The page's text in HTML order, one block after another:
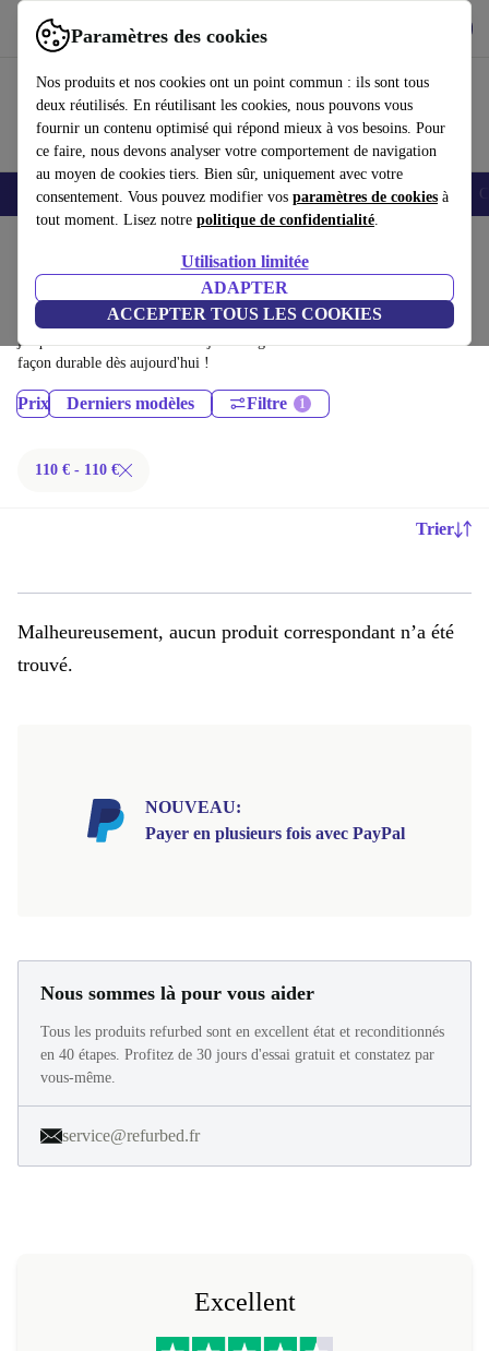
Paramètres des cookies
Nos produits et nos cookies ont un point commun : ils sont tous
deux réutilisés. En réutilisant les cookies, nous pouvons vous
fournir un contenu optimisé qui répond mieux à vos besoins. Pour
ce faire, nous devons analyser votre comportement de navigation
au moyen de cookies tiers. Bien sûr, uniquement avec votre
consentement. Vous pouvez modifier vos paramètres de cookies à
tout moment. Lisez notre politique de confidentialité.
Utilisation limitée
ADAPTER
ACCEPTER TOUS LES COOKIES
Utilisez refurbed rapidement et facilement
Smartphones Laptops Tablettes Montres connectées Accessoires
Téléphones Honor:
Téléphones Honor certifiés reconditionnés à moins de 100€ – économisez
jusqu'à 40 %. Retours sous 30 jours et garantie de 12 mois. Achetez de
façon durable dès aujourd'hui !
Prix Derniers modèles Filtre
110 € - 110 €
Trier
Malheureusement, aucun produit correspondant n’a été
trouvé.
NOUVEAU:
Payer en plusieurs fois avec PayPal
Nous sommes là pour vous aider
Tous les produits refurbed sont en excellent état et reconditionnés
en 40 étapes. Profitez de 30 jours d'essai gratuit et constatez par
vous-même.
service@refurbed.fr
Excellent